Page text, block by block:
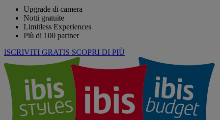
Upgrade di camera
Notti gratuite
Limitless Experiences
Più di 100 partner
ISCRIVITI GRATIS SCOPRI DI PIÙ